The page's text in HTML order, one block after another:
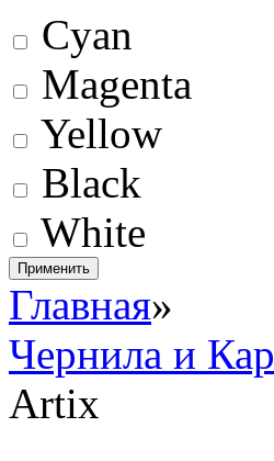
Cyan
Magenta
Yellow
Black
White
Главная»
Чернила и
Artix